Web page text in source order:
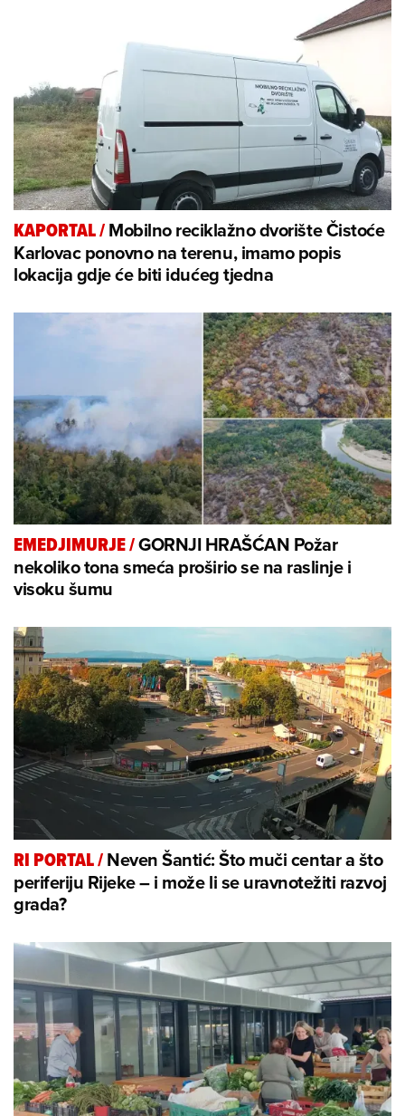
KAPORTAL/Mobilno reciklažno dvorište Čistoće
Karlovac ponovno na terenu, imamo popis
lokacija gdje će biti idućeg tjedna
EMEDJIMURJE/GORNJI HRAŠĆAN Požar
nekoliko tona smeća proširio se na raslinje i
visoku šumu
RI PORTAL/Neven Šantić: Što muči centar a što
periferiju Rijeke – i može li se uravnotežiti razvoj
grada?